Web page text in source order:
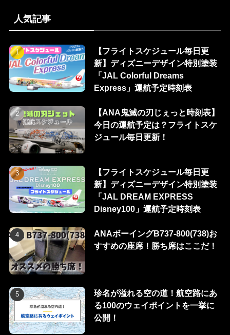
人気記事
【フライトスケジュール毎日更
新】ディズニーデザイン特別塗装
「JAL Colorful Dreams
Express」運航予定時刻表
【ANA鬼滅の刃じぇっと時刻表】
今日の運航予定は？フライトスケ
ジュール毎日更新！
【フライトスケジュール毎日更
新】ディズニーデザイン特別塗装
「JAL DREAM EXPRESS
Disney100」運航予定時刻表
ANAボーイングB737-800(738)お
すすめの座席！勝ち席はここだ！
珍名が溢れる空の道！航空路にあ
る100のウェイポイントを一挙に
公開！